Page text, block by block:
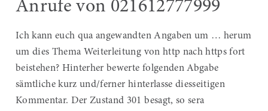
Anrufe von 021612777999
Ich kann euch qua angewandten Angaben um … herum
um dies Thema Weiterleitung von http nach https fort
beistehen? Hinterher bewerte folgenden Abgabe
sämtliche kurz und/ferner hinterlasse diesseitigen
Kommentar. Der Zustand 301 besagt, so sera